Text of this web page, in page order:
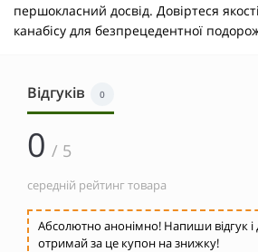
першокласний досвід. Довіртеся
канабісу для безпрецедентної
Відгуків 0
0 / 5
середній рейтинг товара
Абсолютно анонімно! Напиши відгук і
отримай за це купон на знижку!